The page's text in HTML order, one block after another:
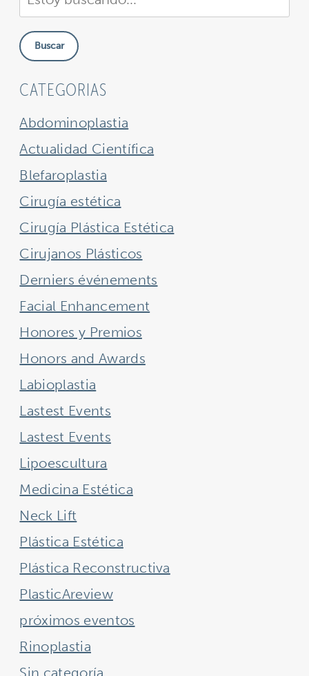
en
nuestra
sitioBuscar
CATEGORIAS
Abdominoplastia
Actualidad Científica
Blefaroplastia
Cirugía estética
Cirugía Plástica Estética
Cirujanos Plásticos
Derniers événements
Facial Enhancement
Honores y Premios
Honors and Awards
Labioplastia
Lastest Events
Lastest Events
Lipoescultura
Medicina Estética
Neck Lift
Plástica Estética
Plástica Reconstructiva
PlasticAreview
próximos eventos
Rinoplastia
Sin categoría